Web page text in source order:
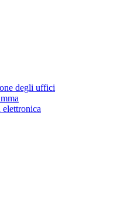
degli uffici
elettronica